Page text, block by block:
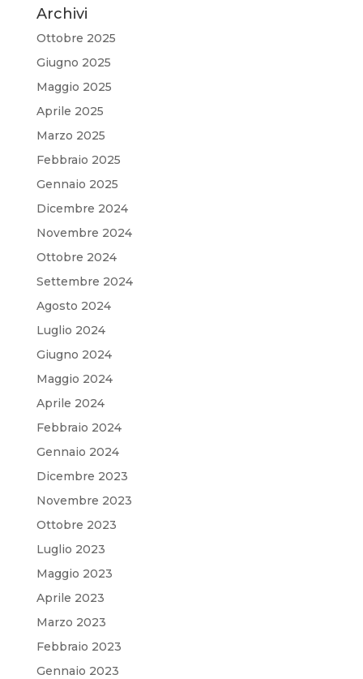
Archivi
Ottobre 2025
Giugno 2025
Maggio 2025
Aprile 2025
Marzo 2025
Febbraio 2025
Gennaio 2025
Dicembre 2024
Novembre 2024
Ottobre 2024
Settembre 2024
Agosto 2024
Luglio 2024
Giugno 2024
Maggio 2024
Aprile 2024
Febbraio 2024
Gennaio 2024
Dicembre 2023
Novembre 2023
Ottobre 2023
Luglio 2023
Maggio 2023
Aprile 2023
Marzo 2023
Febbraio 2023
Gennaio 2023